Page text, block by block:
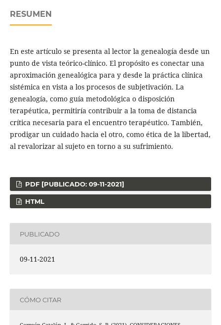
RESUMEN
En este artículo se presenta al lector la genealogía desde un
punto de vista teórico-clínico. El propósito es conectar una
aproximación genealógica para y desde la práctica clínica
sistémica en vista a los procesos de subjetivación. La
genealogía, como guía metodológica o disposición
terapéutica, permitiría contribuir a la toma de distancia
crítica necesaria para el encuentro terapéutico. También,
prodigar un cuidado hacia el otro, como ética de la libertad,
al revalorizar al sujeto en torno a su sufrimiento.
PDF [PUBLICADO: 09-11-2021]
HTML
PUBLICADO
09-11-2021
CÓMO CITAR